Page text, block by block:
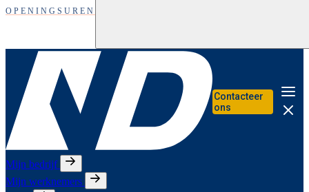
OPENINGSUREN
Contacteer
ons
Mijn bedrijf
Mijn werknemers